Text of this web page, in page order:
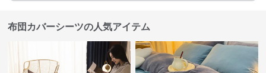
布団カバーシーツの人気アイテム